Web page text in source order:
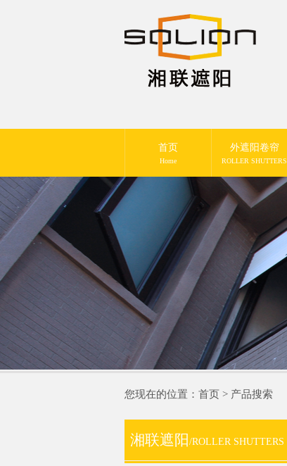
首页
Home
外遮阳卷帘
ROLLER SHUTTERS
您现在的位置：首页 > 产品搜索
湘联遮阳 /ROLLER SHUTTERS